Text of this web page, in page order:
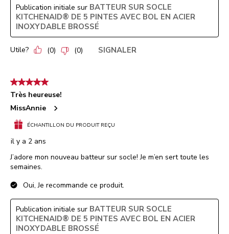
Publication initiale sur BATTEUR SUR SOCLE
KITCHENAID® DE 5 PINTES AVEC BOL EN ACIER
INOXYDABLE BROSSÉ
Utile? (0) (0) SIGNALER
5 étoile(s) sur 5.
Très heureuse!
MissAnnie
ÉCHANTILLON DU PRODUIT REÇU
il y a 2 ans
J’adore mon nouveau batteur sur socle! Je m’en sert toute les
semaines.
Oui, Je recommande ce produit.
Publication initiale sur BATTEUR SUR SOCLE
KITCHENAID® DE 5 PINTES AVEC BOL EN ACIER
INOXYDABLE BROSSÉ